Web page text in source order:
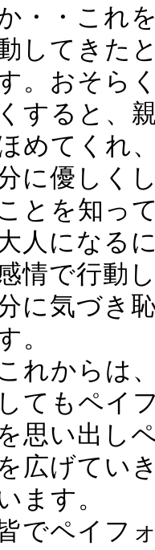
・・これ
してきた
。おそら
くすると、
めてくれ
に優しく
とを知っ
人になる
情で行動
に気づき
。
れからは
してもペイ
思い出し
広げてい
ます。
でペイフ